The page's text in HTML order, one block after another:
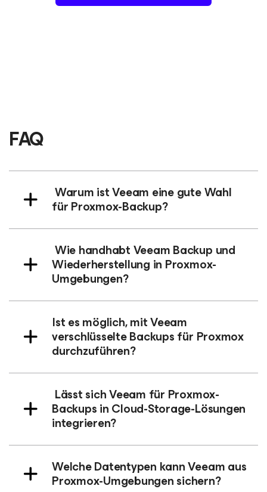
FAQ
Warum ist Veeam eine gute Wahl
für Proxmox-Backup?
Wie handhabt Veeam Backup und
Wiederherstellung in Proxmox-
Umgebungen?
Ist es möglich, mit Veeam
verschlüsselte Backups für Proxmox
durchzuführen?
Lässt sich Veeam für Proxmox-
Backups in Cloud-Storage-Lösungen
integrieren?
Welche Datentypen kann Veeam aus
Proxmox-Umgebungen sichern?